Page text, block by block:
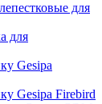
для
для
Gesipa
Gesipa Firebird